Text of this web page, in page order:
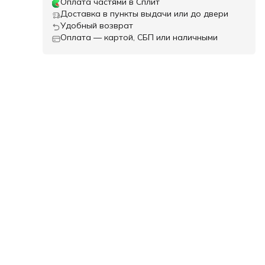
Доставка в пункты выдачи или до двери
Удобный возврат
Оплата — картой, СБП или наличными